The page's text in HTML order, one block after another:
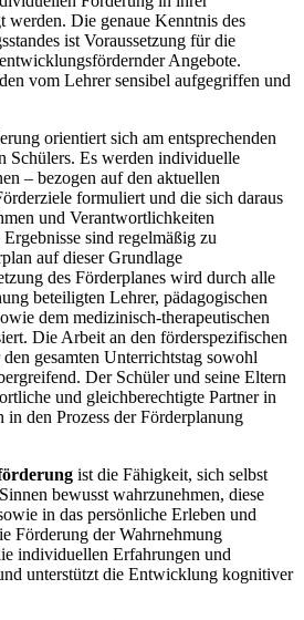
Die genaue Kenntnis des
ist Voraussetzung für die
Angebote.
vom Lehrer sensibel aufgegriffen und
orientiert sich am entsprechenden
Schülers. Es werden individuelle
– bezogen auf den aktuellen
formuliert und die sich daraus
und Verantwortlichkeiten
sind regelmäßig zu
auf dieser Grundlage
des Förderplanes wird durch alle
beteiligten Lehrer, pädagogischen
dem medizinisch-therapeutischen
Die Arbeit an den förderspezifischen
gesamten Unterrichtstag sowohl
Der Schüler und seine Eltern
und gleichberechtigte Partner in
den Prozess der Förderplanung
ist die Fähigkeit, sich selbst
bewusst wahrzunehmen, diese
in das persönliche Erleben und
Förderung der Wahrnehmung
individuellen Erfahrungen und
unterstützt die Entwicklung kognitiver